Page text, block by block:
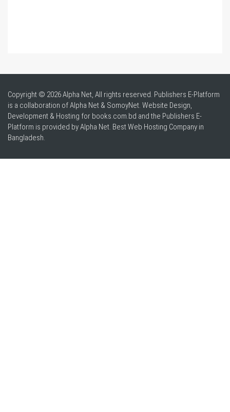
Copyright © 2026 Alpha Net, All rights reserved. Publishers E-Platform
is a collaboration of Alpha Net & SomoyNet. Website Design,
Development & Hosting for books.com.bd and the Publishers E-
Platform is provided by Alpha Net. BestWeb Hosting Company in
Bangladesh.